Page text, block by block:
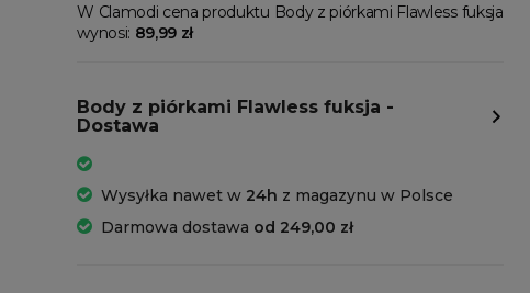
W Clamodi cena produktu Body z piórkami Flawless fuksja
wynosi: 89,99 zł
Body z piórkami Flawless fuksja -
Dostawa
Wysyłka nawet w 24h z magazynu w Polsce
Darmowa dostawa od 249,00 zł